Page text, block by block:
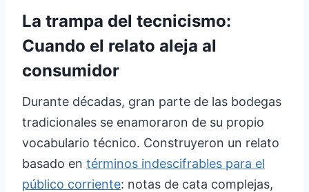
La trampa del tecnicismo:
Cuando el relato aleja al
consumidor
Durante décadas, gran parte de las bodegas
tradicionales se enamoraron de su propio
vocabulario técnico. Construyeron un relato
basado en términos indescifrables para el
público corriente: notas de cata complejas,